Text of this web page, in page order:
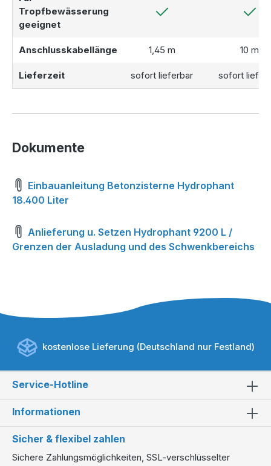
Tropfbewässerung
geeignet
Anschlusskabellänge 1,45 m 10 m
Lieferzeit sofort lieferbar sofort
Dokumente
Einbauanleitung Betonzisterne Hydrophant
18.400 Liter
Anlieferung u. Setzen Hydrophant 9200 L /
Grenzen der Ausladung und des Schwenkbereichs
kostenlose Lieferung (Deutschland nur Festland)
Service-Hotline
Informationen
Sicher & flexibel zahlen
Sichere Zahlungsmöglichkeiten, SSL-verschlüsselter